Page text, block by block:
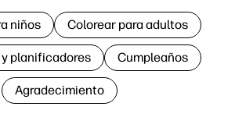
niños Colorear para adultos
planificadores Cumpleaños
Agradecimiento